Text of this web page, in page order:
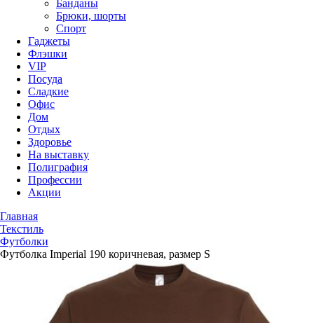
Банданы
Брюки, шорты
Спорт
Гаджеты
Флэшки
VIP
Посуда
Сладкие
Офис
Дом
Отдых
Здоровье
На выставку
Полиграфия
Профессии
Акции
Главная
Текстиль
Футболки
Футболка Imperial 190 коричневая, размер S